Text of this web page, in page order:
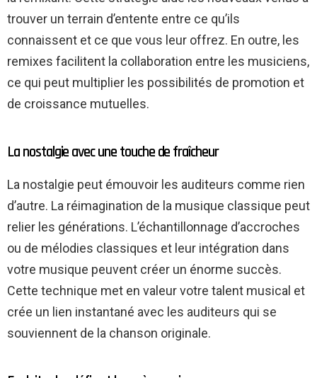
trouver un terrain d’entente entre ce qu’ils
connaissent et ce que vous leur offrez. En outre, les
remixes facilitent la collaboration entre les musiciens,
ce qui peut multiplier les possibilités de promotion et
de croissance mutuelles.
La nostalgie avec une touche de fraîcheur
La nostalgie peut émouvoir les auditeurs comme rien
d’autre. La réimagination de la musique classique peut
relier les générations. L’échantillonnage d’accroches
ou de mélodies classiques et leur intégration dans
votre musique peuvent créer un énorme succès.
Cette technique met en valeur votre talent musical et
crée un lien instantané avec les auditeurs qui se
souviennent de la chanson originale.